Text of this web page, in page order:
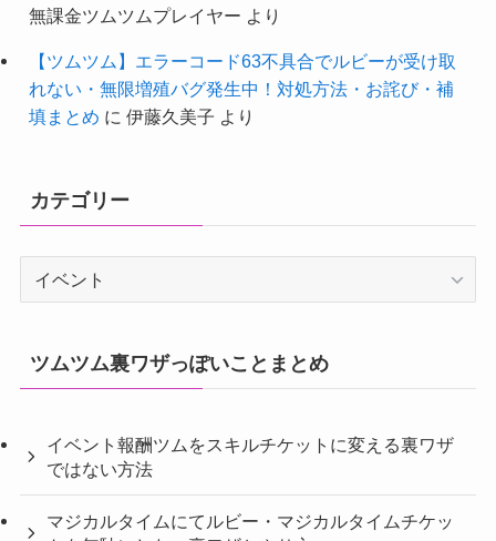
無課金ツムツムプレイヤー より
【ツムツム】エラーコード63不具合でルビーが受け取
れない・無限増殖バグ発生中！対処方法・お詫び・補
填まとめ に 伊藤久美子 より
カテゴリー
ツムツム裏ワザっぽいことまとめ
イベント報酬ツムをスキルチケットに変える裏ワザ
ではない方法
マジカルタイムにてルビー・マジカルタイムチケッ